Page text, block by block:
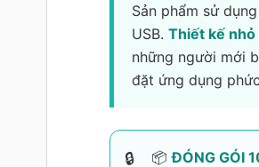
Sản phẩm sử
USB.Thiết kế nhỏ
những người mới
đặt ứng dụng
📦ĐÓNG GÓI